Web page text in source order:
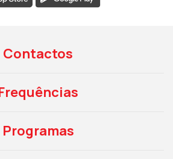
Contactos
Programas